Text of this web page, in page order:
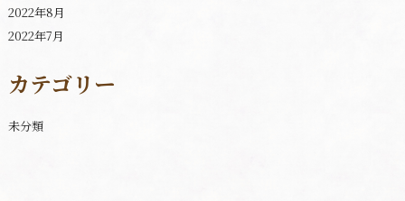
2022年8月
2022年7月
カテゴリー
未分類